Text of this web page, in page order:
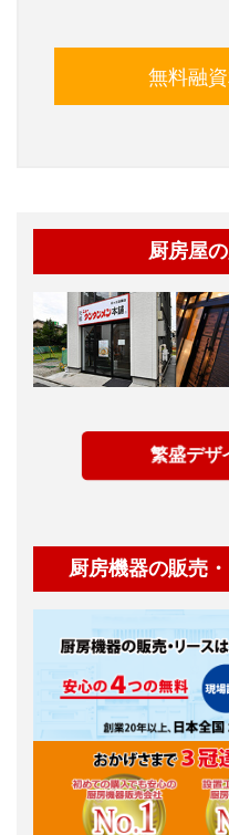
無料融
厨房屋
繁盛デザ
厨房機器の販売